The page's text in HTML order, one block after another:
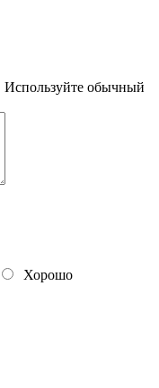
Используйте обычный
Хорошо